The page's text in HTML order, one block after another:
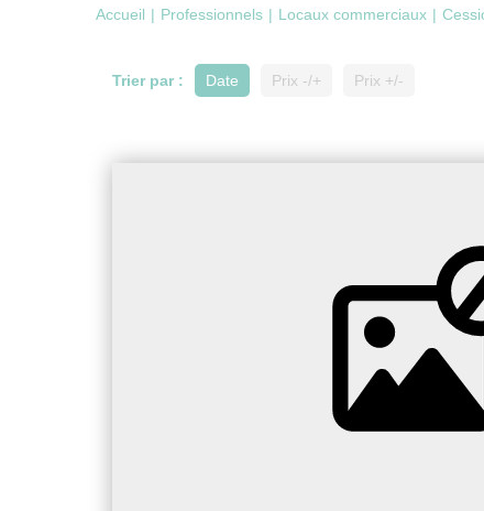
Accueil Professionnels Locaux commerciaux
Trier par : Date Prix -/+ Prix +/-